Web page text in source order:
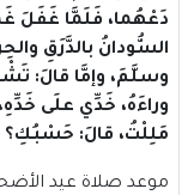
دَعْهُما، فَلَمَّا غَفَلَ
السُّودانُ بالدَّرَقِ
وسلَّمَ، وإمَّا قالَ:
وراءَهُ، خَدِّي علَى
مَلِلْتُ، قالَ: حَسْبُكِ؟
موعد صلاة عيد الأضحى 2024 في الدوحة |